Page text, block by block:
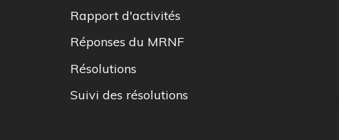
Rapport d'activités
Réponses du MRNF
Résolutions
Suivi des résolutions